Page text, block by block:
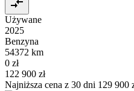
Używane
2025
Benzyna
54372 km
0 zł
122 900 zł
Najniższa cena z 30 dni 129 900